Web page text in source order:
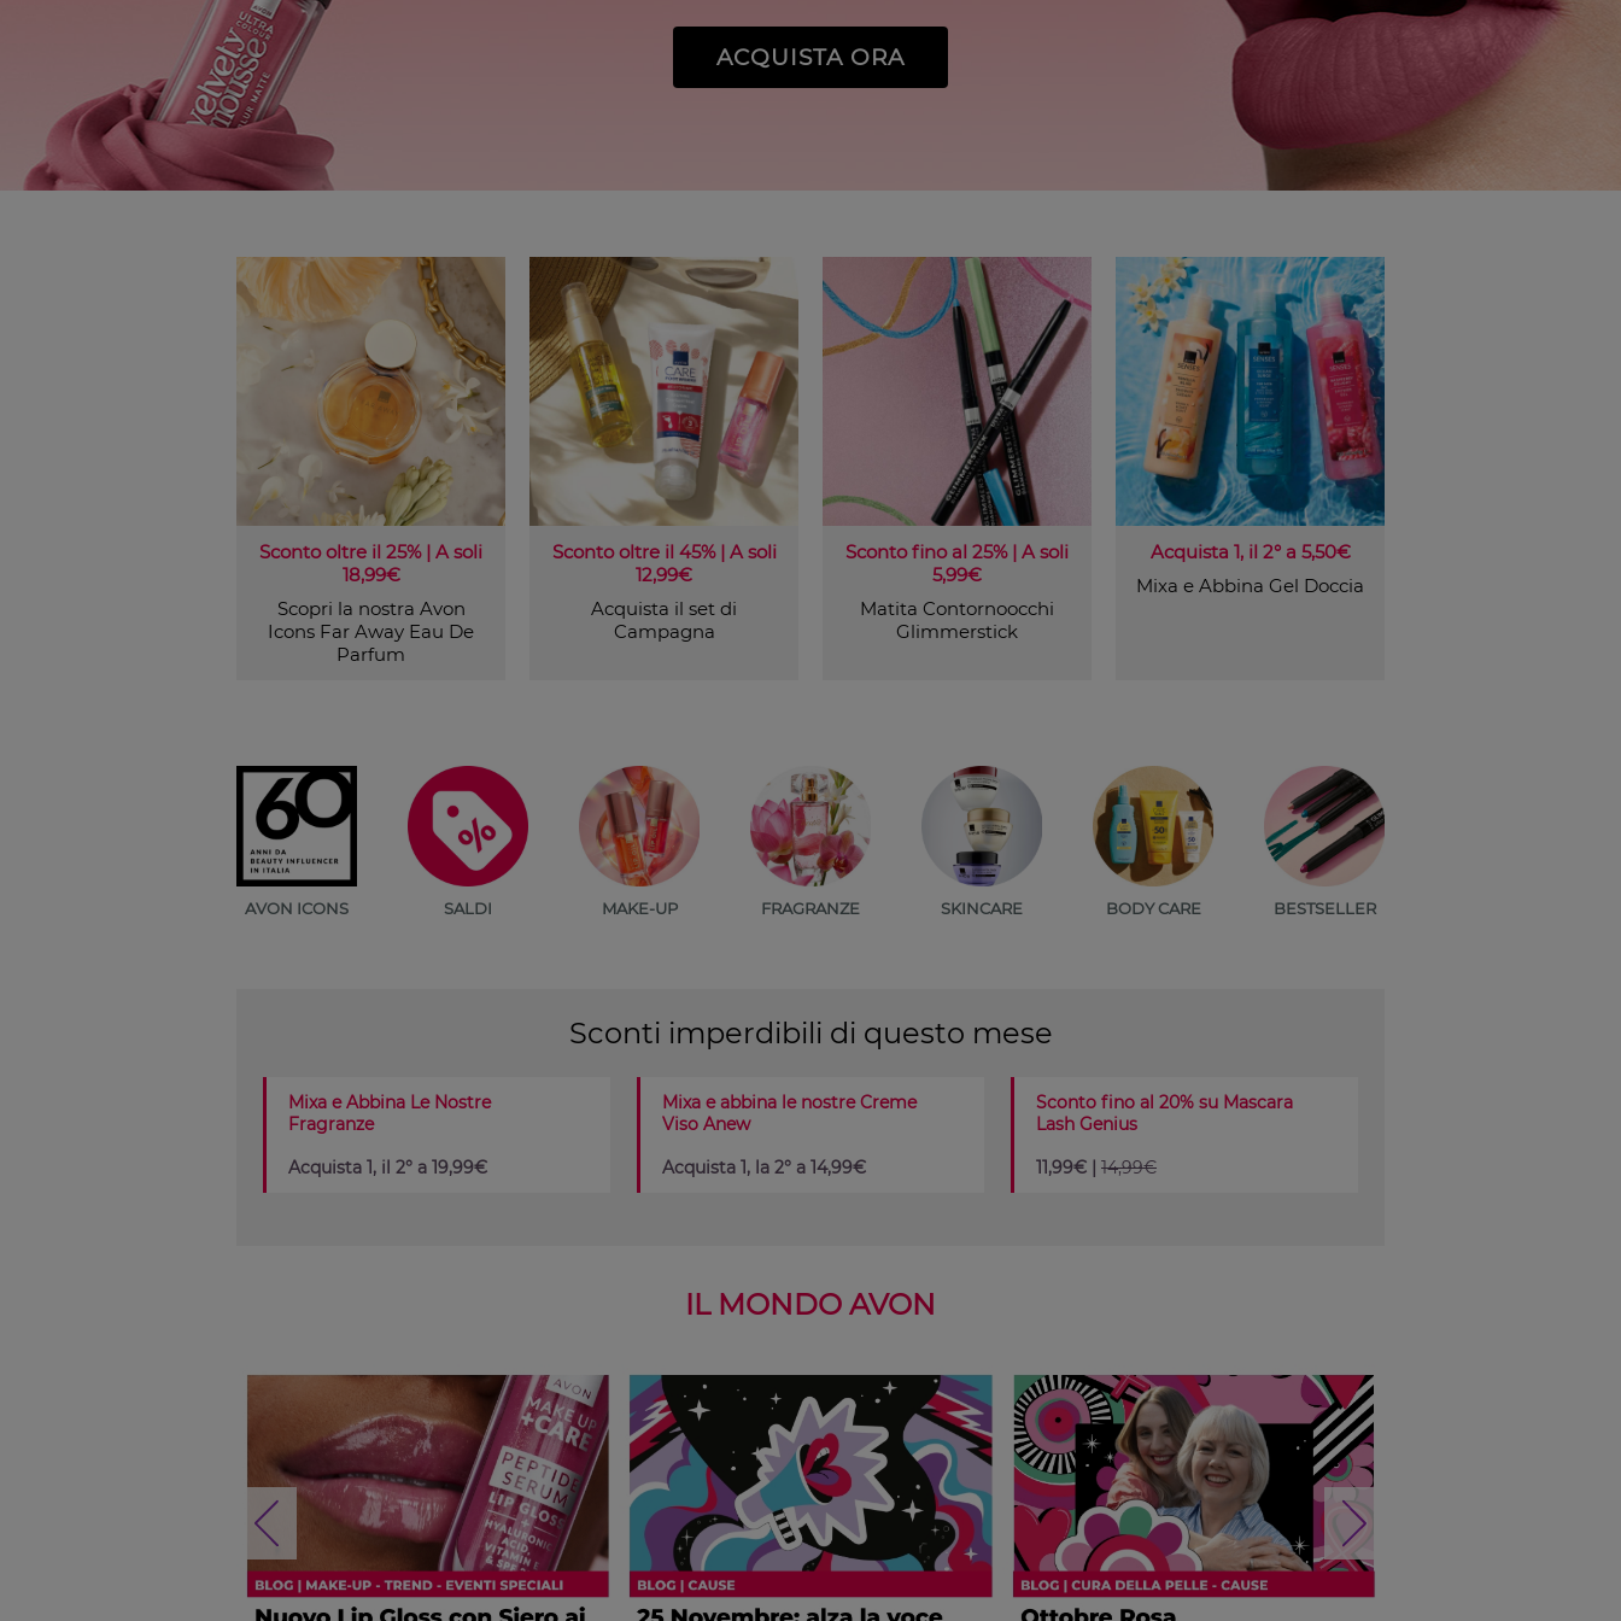
ACQUISTA ORA
Sconto oltre il 25% | A soli
18,99€
Scopri la nostra Avon
Icons Far Away Eau De
Parfum
Sconto oltre il 45% | A soli
12,99€
Acquista il set di
Campagna
Sconto fino al 25% | A soli
5,99€
Matita Contornoocchi
Glimmerstick
Acquista 1, il 2° a 5,50€
Mixa e Abbina Gel Doccia
AVON ICONS SALDI MAKE-UP FRAGRANZE SKINCARE BODY CARE BESTSELLER
Sconti imperdibili di questo mese
Mixa e Abbina Le Nostre
Fragranze
Acquista 1, il 2° a 19,99€
Mixa e abbina le nostre Creme
Viso Anew
Acquista 1, la 2° a 14,99€
Sconto fino al 20% su Mascara
Lash Genius
11,99€ | 14,99€
IL MONDO AVON